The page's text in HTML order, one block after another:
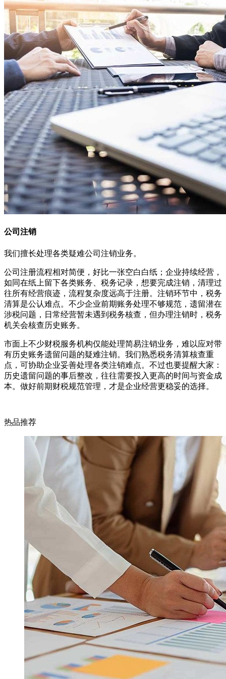
公司注销
我们擅长处理各类疑难公司注销业务。
公司注册流程相对简便，好比一张空白白纸；企业持续经营，
如同在纸上留下各类账务、税务记录，想要完成注销，清理过
往所有经营痕迹，流程复杂度远高于注册。注销环节中，税务
清算是公认难点。不少企业前期账务处理不够规范，遗留潜在
涉税问题，日常经营暂未遇到税务核查，但办理注销时，税务
机关会核查历史账务。
市面上不少财税服务机构仅能处理简易注销业务，难以应对带
有历史账务遗留问题的疑难注销。我们熟悉税务清算核查重
点，可协助企业妥善处理各类注销难点。不过也要提醒大家：
历史遗留问题的事后整改，往往需要投入更高的时间与资金成
本。做好前期财税规范管理，才是企业经营更稳妥的选择。
热品推荐